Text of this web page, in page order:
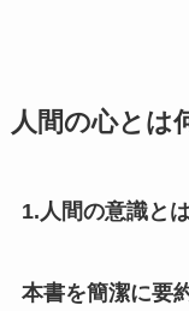
人間の心とは
1.人間の意識と
本書を簡潔に要